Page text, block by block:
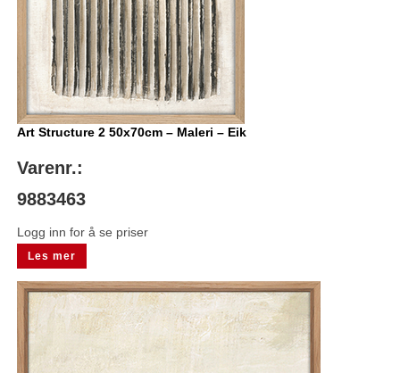
Art Structure 2 50x70cm – Maleri – Eik
Varenr.:
9883463
Logg inn for å se priser
Les mer